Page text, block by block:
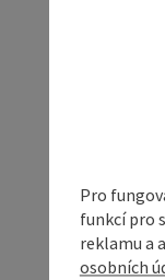
Pro
funkcí pro
reklamu a
osobních